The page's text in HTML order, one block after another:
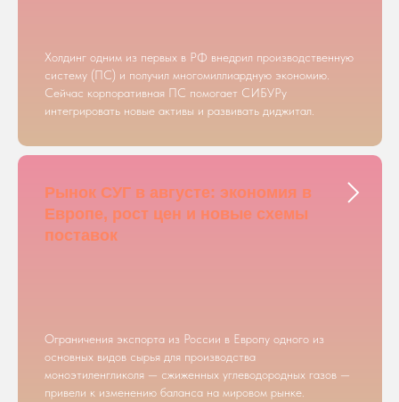
Холдинг одним из первых в РФ внедрил производственную
систему (ПС) и получил многомиллиардную экономию.
Сейчас корпоративная ПС помогает СИБУРу
интегрировать новые активы и развивать диджитал.
Рынок СУГ в августе: экономия в
Европе, рост цен и новые схемы
поставок
Ограничения экспорта из России в Европу одного из
основных видов сырья для производства
моноэтиленгликоля — сжиженных углеводородных газов —
привели к изменению баланса на мировом рынке.